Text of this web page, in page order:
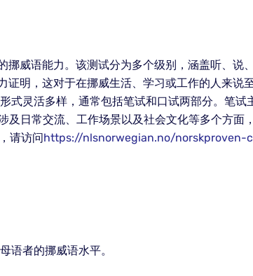
威语能力。该测试分为多个级别，涵盖听、说
明，这对于在挪威生活、学习或工作的人来说
式灵活多样，通常包括笔试和口试两部分。笔
及日常交流、工作场景以及社会文化等多个方面
请访问https://nlsnorwegian.no/norskproven-
语者的挪威语水平。